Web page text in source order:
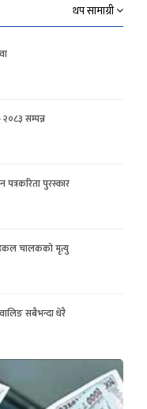
थप सामाग्री
सम्पन्न
पुरस्कार
चालकको मृत्यु
सबैभन्दा धेरै